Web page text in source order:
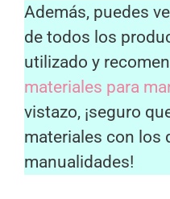
Además, puedes
de todos los
utilizado y
materiales para
vistazo, ¡seguro
materiales con los
manualidades!